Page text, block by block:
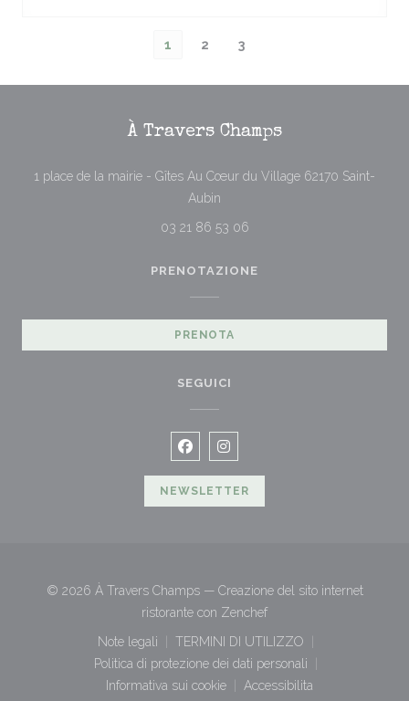
1 2 3
À Travers Champs
1 place de la mairie - Gîtes Au Cœur du Village 62170 Saint-
Aubin
03 21 86 53 06
PRENOTAZIONE
PRENOTA
SEGUICI
Facebook ((apre una nuova
Instagram ((apre una nuova
NEWSLETTER
© 2026 À Travers Champs — Creazione del sito internet
ristorante con Zenchef((apre una nuova
Note legali
((apre una nuova finestra))
TERMINI DI UTILIZZO
((apre una nuova finestra))
Politica di protezione dei dati personali
((apre una nuova finestra))
Informativa sui cookie
((apre una nuova finestra))
Accessibilita
((apre una nuova